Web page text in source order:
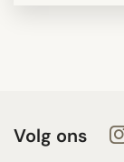
Volg ons